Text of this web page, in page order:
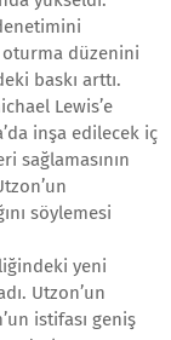
oturma düzenini
baskı arttı.
Lewis’e
inşa edilecek iç
sağlamasının
söylemesi
yeni
Utzon’un
istifası geniş